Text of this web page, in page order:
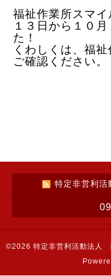
福祉作業所スマイ
１３日から１０
た！
くわしくは、福
ご確認ください。
特定非営利
©2026 特定非営利活動法人